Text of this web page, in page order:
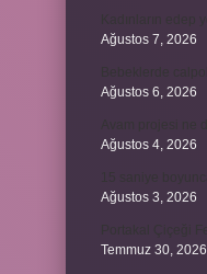
Ağustos 7, 2026
Ağustos 6, 2026
Ağustos 4, 2026
Ağustos 3, 2026
Temmuz 30, 2026